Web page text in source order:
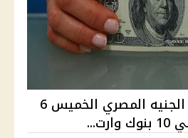
سعر الدولار مقابل الجنيه المصري الخميس 6